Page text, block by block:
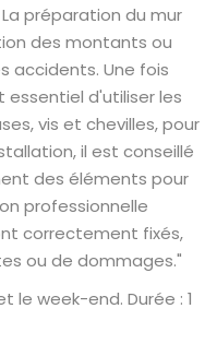
préparation du mur
des montants ou
accidents. Une fois
d'utiliser les
vis et chevilles, pour
il est conseillé
des éléments pour
professionnelle
correctement fixés,
ou de dommages."
le week-end. Durée : 1